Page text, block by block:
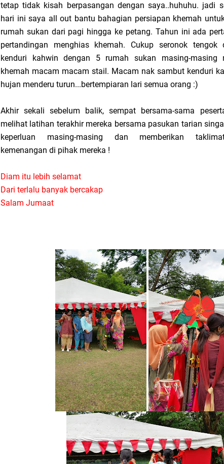
tetap tidak kisah berpasangan dengan saya..huhuhu. jadi
hari ini saya all out bantu bahagian persiapan khemah
rumah sukan dari pagi hingga ke petang. Tahun ini ada
pertandingan menghias khemah. Cukup seronok
kenduri kahwin dengan 5 rumah sukan masing-masing
khemah macam macam stail. Macam nak sambut kenduri
hujan menderu turun...bertempiaran lari semua orang :)
Akhir sekali sebelum balik, sempat bersama-sama
melihat latihan terakhir mereka bersama pasukan tarian
keperluan masing-masing dan memberikan
kemenangan di pihak mereka !
Diam itu lebih selamat
Dari terlalu banyak bercakap
Salam Jumaat